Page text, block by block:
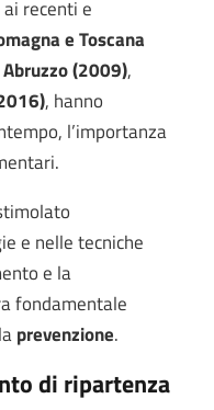
recenti e
e Toscana
Abruzzo (2009),
, hanno
l’importanza
e nelle tecniche
e la
fondamentale
prevenzione.
di ripartenza